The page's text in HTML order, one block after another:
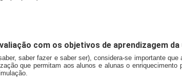
com os objetivos de aprendizagem
saber fazer e saber ser), considera-se importante que
que permitam aos alunos e alunas o enriquecimento